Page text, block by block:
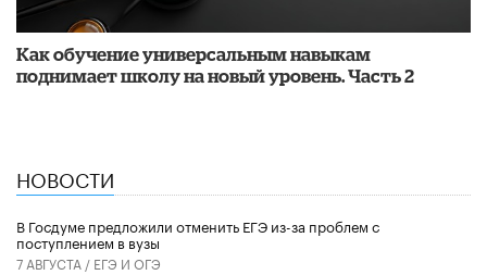
​Как обучение универсальным навыкам
поднимает школу на новый уровень. Часть 2
НОВОСТИ
В Госдуме предложили отменить ЕГЭ из-за проблем с
поступлением в вузы
7 АВГУСТА / ЕГЭ И ОГЭ